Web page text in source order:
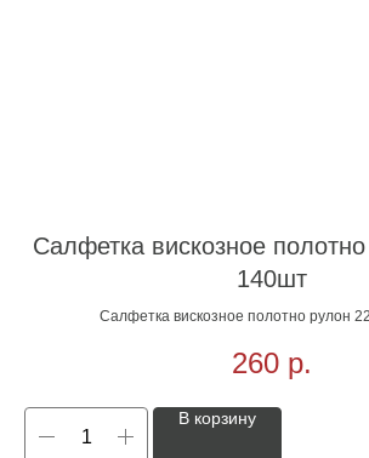
Салфетка вискозное
140шт
Салфетка вискозное полотно рулон
260 р.
В корзину